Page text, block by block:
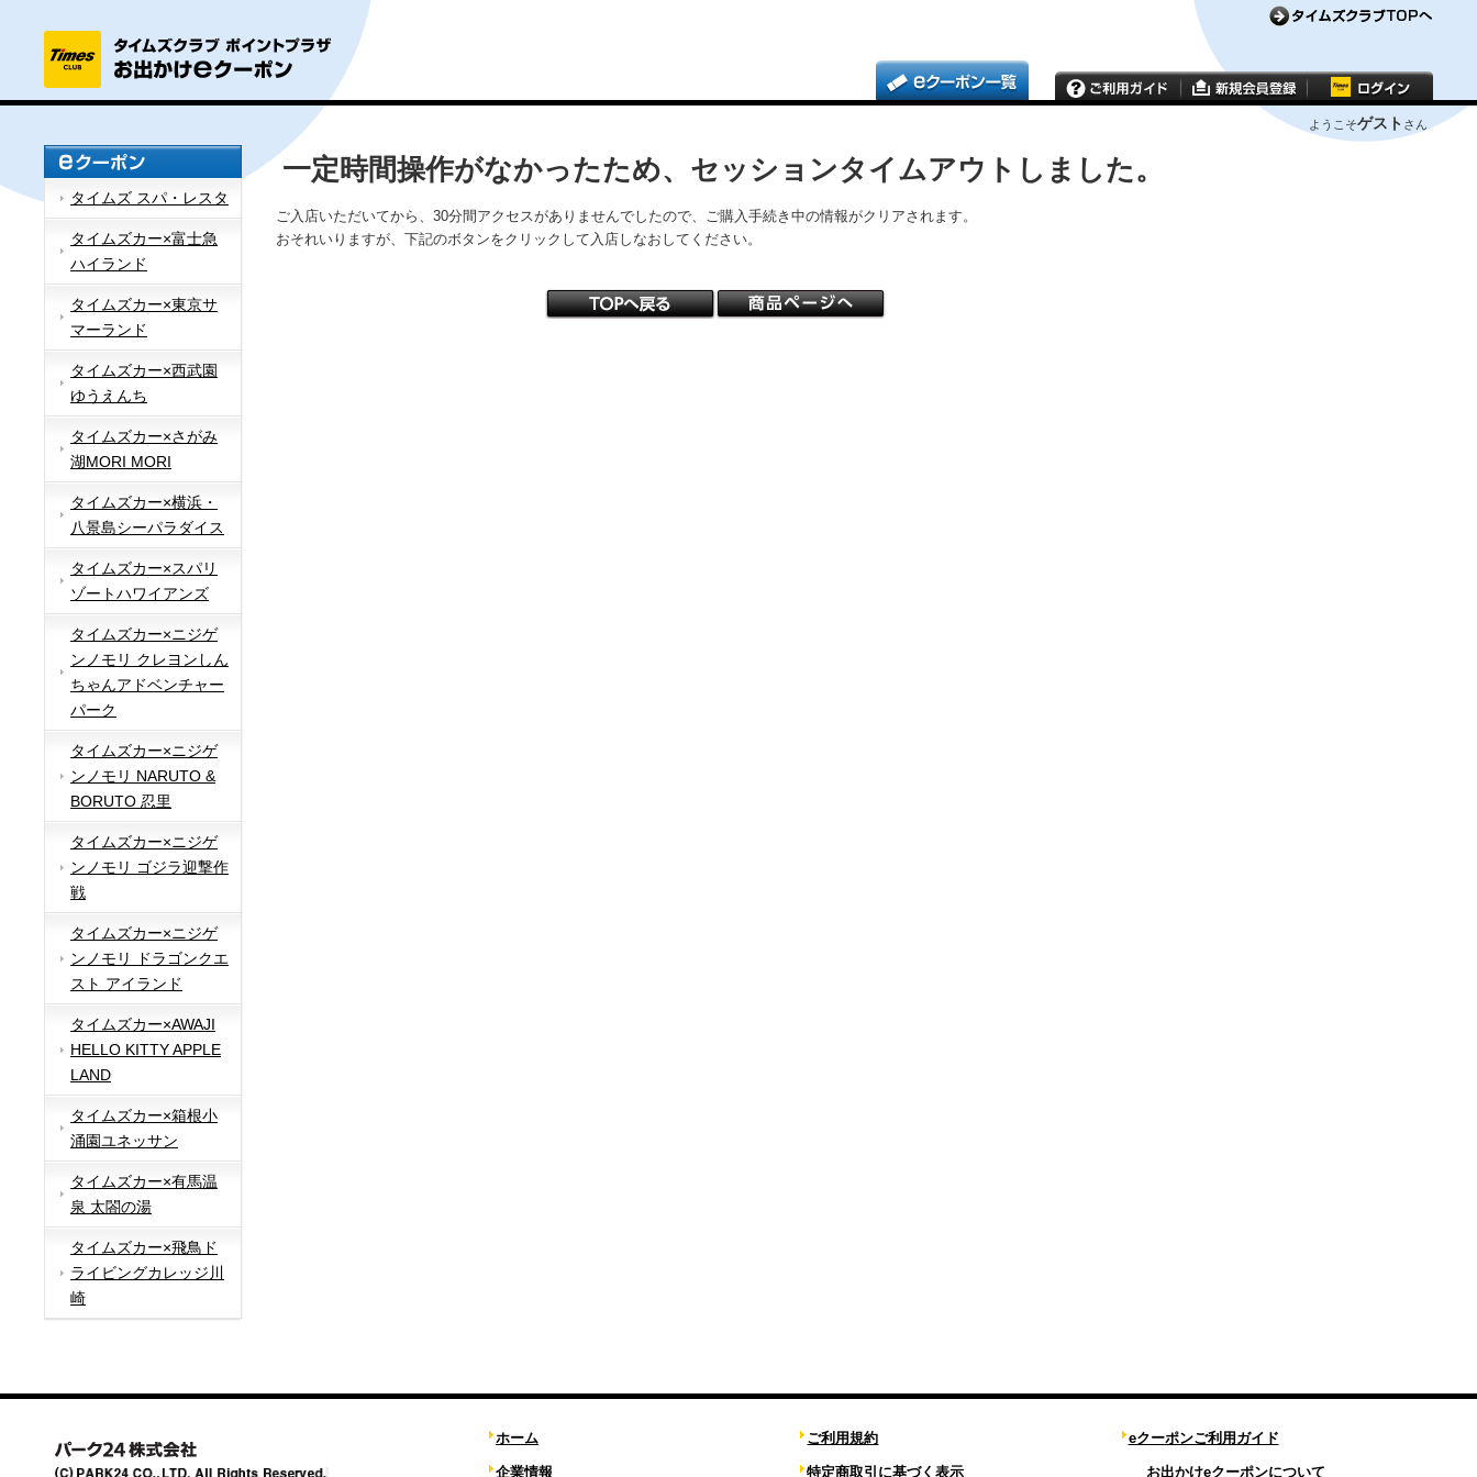
ようこそゲスト さん
タイムズ スパ・レスタ
タイムズカー×富士急
ハイランド
タイムズカー×東京サ
マーランド
タイムズカー×西武園
ゆうえんち
タイムズカー×さがみ
湖MORI MORI
タイムズカー×横浜・
八景島シーパラダイス
タイムズカー×スパリ
ゾートハワイアンズ
タイムズカー×ニジゲ
ンノモリ クレヨンしん
ちゃんアドベンチャー
パーク
タイムズカー×ニジゲ
ンノモリ NARUTO &
BORUTO 忍里
タイムズカー×ニジゲ
ンノモリ ゴジラ迎撃作
戦
タイムズカー×ニジゲ
ンノモリ ドラゴンクエ
スト アイランド
タイムズカー×AWAJI
HELLO KITTY APPLE
LAND
タイムズカー×箱根小
涌園ユネッサン
タイムズカー×有馬温
泉 太閤の湯
タイムズカー×飛鳥ド
ライビングカレッジ川
崎
一定時間操作がなかったため、セッションタイムアウトしました。
ご入店いただいてから、30分間アクセスがありませんでしたので、ご購入手続き中の情報がクリアされます。
おそれいりますが、下記のボタンをクリックして入店しなおしてください。
ホーム
企業情報
ご利用規約
特定商取引に基づく表示
eクーポンご利用ガイド
お出かけeクーポンについて